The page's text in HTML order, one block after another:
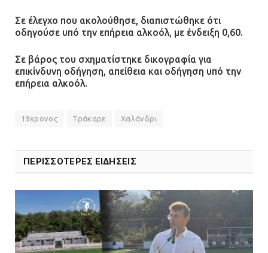
Σε έλεγχο που ακολούθησε, διαπιστώθηκε ότι
οδηγούσε υπό την επήρεια αλκοόλ, με ένδειξη 0,60.
Σε βάρος του σχηματίστηκε δικογραφία για
επικίνδυνη οδήγηση, απείθεια και οδήγηση υπό την
επήρεια αλκοόλ.
19χρονος Τράκαρε Χαλάνδρι
ΠΕΡΙΣΣΟΤΕΡΕΣ ΕΙΔΗΣΕΙΣ